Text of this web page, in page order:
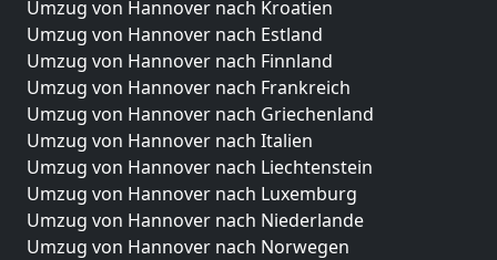
Umzug von Hannover nach Kroatien
Umzug von Hannover nach Estland
Umzug von Hannover nach Finnland
Umzug von Hannover nach Frankreich
Umzug von Hannover nach Griechenland
Umzug von Hannover nach Italien
Umzug von Hannover nach Liechtenstein
Umzug von Hannover nach Luxemburg
Umzug von Hannover nach Niederlande
Umzug von Hannover nach Norwegen